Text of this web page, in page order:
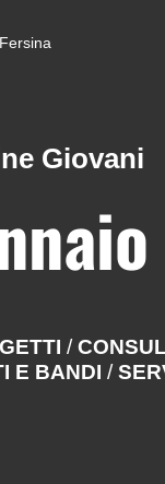
Giovani
/
E BANDI /